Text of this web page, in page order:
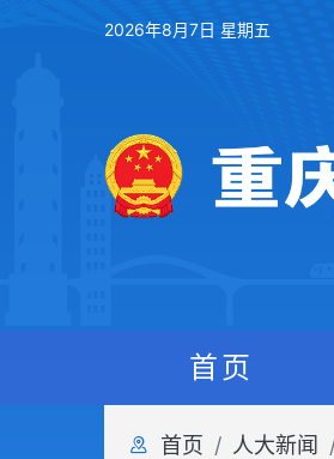
2026年8月7日 星期五
首页
首页 人大新闻